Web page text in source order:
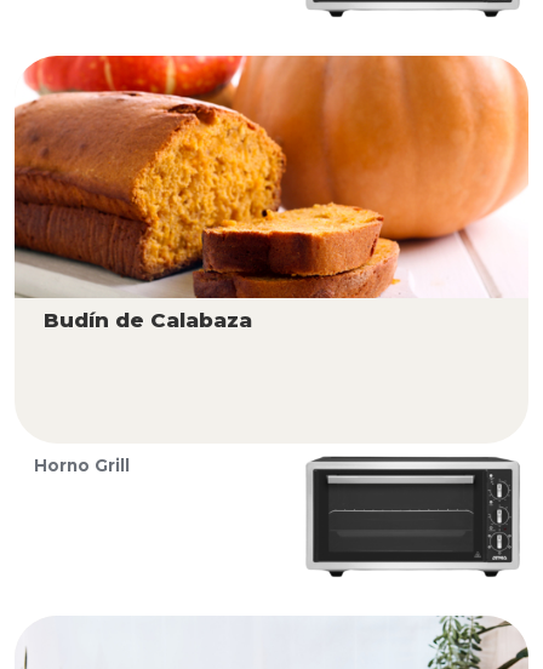
Budín de Calabaza
Horno Grill